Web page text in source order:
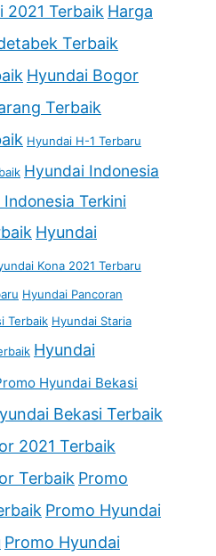
2021 Terbaik Harga
Terbaik
Hyundai Bogor
Terbaik
Hyundai H-1 Terbaru
Hyundai Indonesia
Terkini
Hyundai
Kona 2021 Terbaru
Hyundai Pancoran
Terbaik Hyundai Staria
Hyundai
Hyundai Bekasi
Bekasi Terbaik
2021 Terbaik
Terbaik Promo
Promo Hyundai
Promo Hyundai